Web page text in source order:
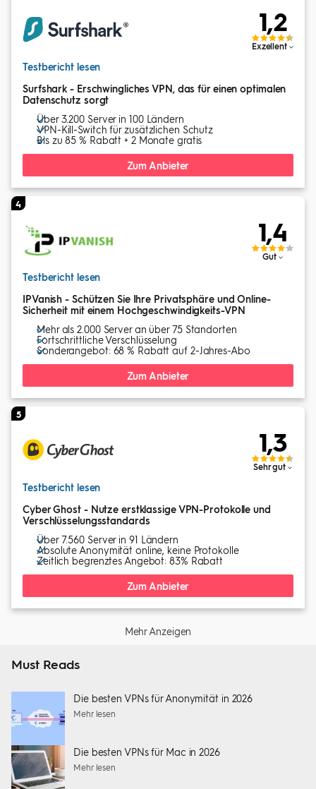
1,2
Exzellent
Testbericht lesen
Surfshark - Erschwingliches VPN, das für einen optimalen
Datenschutz sorgt
Über 3.200 Server in 100 Ländern
VPN-Kill-Switch für zusätzlichen Schutz
Bis zu 85 % Rabatt + 2 Monate gratis
Zum Anbieter
4
1,4
Gut
Testbericht lesen
IPVanish - Schützen Sie Ihre Privatsphäre und Online-
Sicherheit mit einem Hochgeschwindigkeits-VPN
Mehr als 2.000 Server an über 75 Standorten
Fortschrittliche Verschlüsselung
Sonderangebot: 68 % Rabatt auf 2-Jahres-Abo
Zum Anbieter
5
1,3
Sehr gut
Testbericht lesen
Cyber Ghost - Nutze erstklassige VPN-Protokolle und
Verschlüsselungsstandards
Über 7.560 Server in 91 Ländern
Absolute Anonymität online, keine Protokolle
Zeitlich begrenztes Angebot: 83% Rabatt
Zum Anbieter
Mehr Anzeigen
Must Reads
Die besten VPNs für Anonymität in 2026
Mehr lesen
Die besten VPNs für Mac in 2026
Mehr lesen